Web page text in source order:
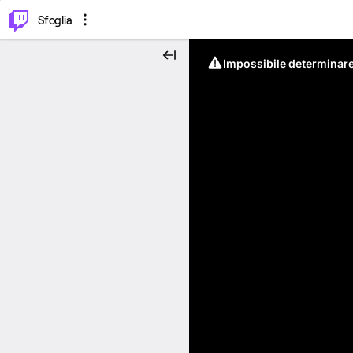
Sfoglia
Impossibile